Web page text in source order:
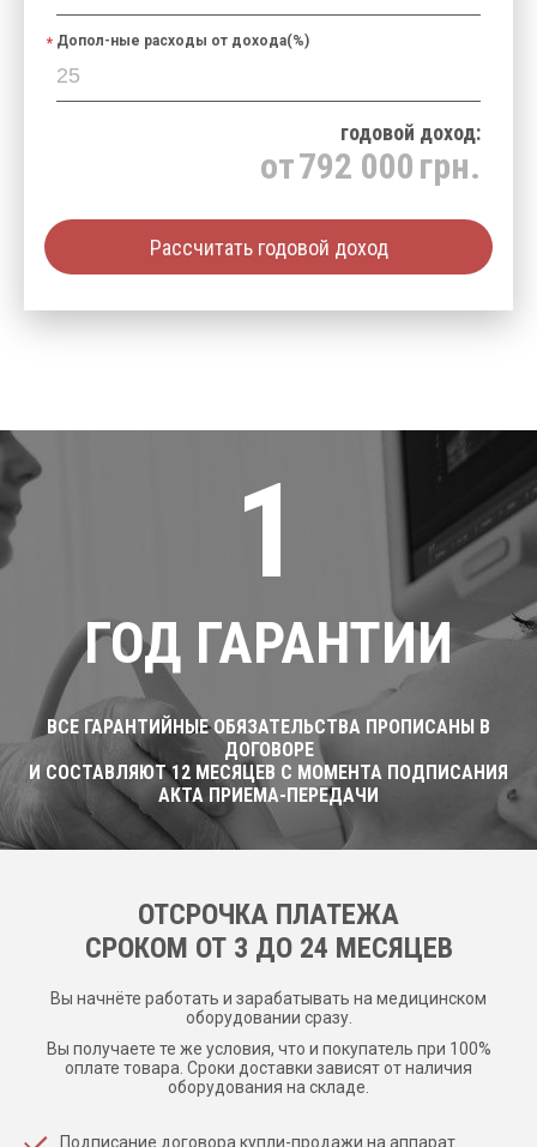
Допол-ные расходы от дохода(%)
годовой доход:
от792 000 грн.
Рассчитать годовой доход
1
ГОД ГАРАНТИИ
ВСЕ ГАРАНТИЙНЫЕ ОБЯЗАТЕЛЬСТВА ПРОПИСАНЫ В
ДОГОВОРЕ
И СОСТАВЛЯЮТ 12 МЕСЯЦЕВ С МОМЕНТА ПОДПИСАНИЯ
АКТА ПРИЕМА-ПЕРЕДАЧИ
ОТСРОЧКА ПЛАТЕЖА
CРОКОМ ОТ 3 ДО 24 МЕСЯЦЕВ
Вы начнёте работать и зарабатывать на медицинском
оборудовании сразу.
Вы получаете те же условия, что и покупатель при 100%
оплате товара. Сроки доставки зависят от наличия
оборудования на складе.
Подписание договора купли-продажи на аппарат